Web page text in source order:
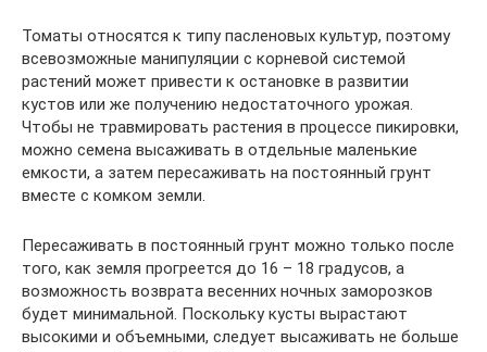
Томаты относятся к типу пасленовых культур, поэтому
всевозможные манипуляции с корневой системой
растений может привести к остановке в развитии
кустов или же получению недостаточного урожая.
Чтобы не травмировать растения в процессе пикировки,
можно семена высаживать в отдельные маленькие
емкости, а затем пересаживать на постоянный грунт
вместе с комком земли.
Пересаживать в постоянный грунт можно только после
того, как земля прогреется до 16 – 18 градусов, а
возможность возврата весенних ночных заморозков
будет минимальной. Поскольку кусты вырастают
высокими и объемными, следует высаживать не больше